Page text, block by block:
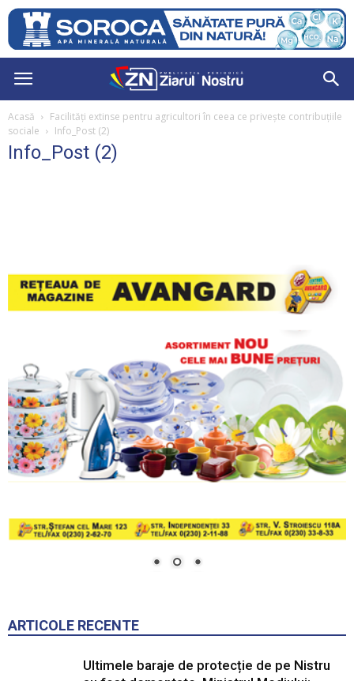
Acasă
Facilități extinse pentru agricultori în ceea ce privește contribuțiile
sociale
Info_Post (2)
Info_Post (2)
ARTICOLE RECENTE
Ultimele baraje de protecție de pe Nistru